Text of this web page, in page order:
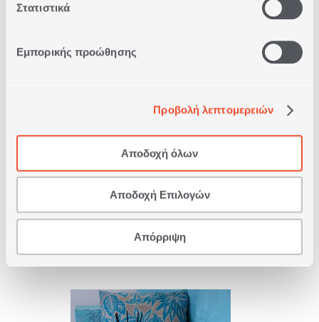
Στατιστικά
Εμπορικής προώθησης
Προβολή λεπτομερειών
Αποδοχή όλων
Αποδοχή Επιλογών
Απόρριψη
ΤΣΑΝΤΑΚΙ ΜΕ ΠΟΤΗΡΟΠΑΝΟ
12,50€